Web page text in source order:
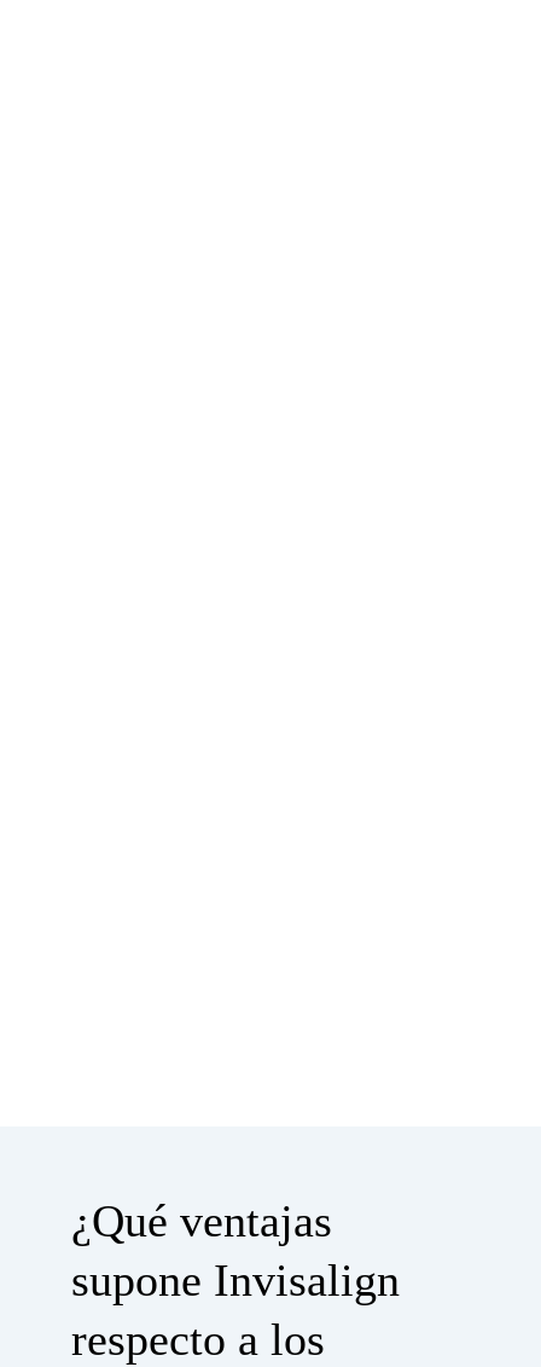
¿Qué ventajas
supone Invisalign
respecto a los